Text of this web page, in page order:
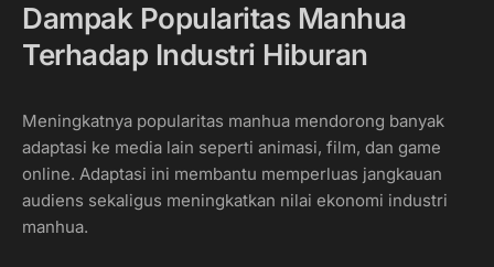
Dampak Popularitas Manhua
Terhadap Industri Hiburan
Meningkatnya popularitas manhua mendorong banyak
adaptasi ke media lain seperti animasi, film, dan game
online. Adaptasi ini membantu memperluas jangkauan
audiens sekaligus meningkatkan nilai ekonomi industri
manhua.